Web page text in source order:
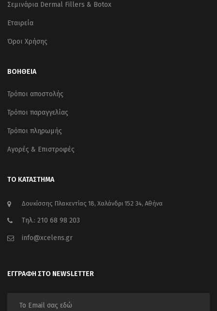
Σεμινάρια Dermal Fillers & Botox
Εταιρεία
Όροι Χρήσης
ΒΟΗΘΕΙΑ
Τρόποι αποστολής
Τρόποι παραγγελίας
Τρόποι πληρωμής
Αγορές & Επιστροφές
ΤΟ ΚΑΤΑΣΤΗΜΑ
Δουκίσσης Πλακεντίας 18, Χαλάνδρι 152 34, Αθήνα
Τηλ.: 210 68 98 203
info@xcelens.gr
ΕΓΓΡΑΦΗ ΣΤΟ NEWSLETTER